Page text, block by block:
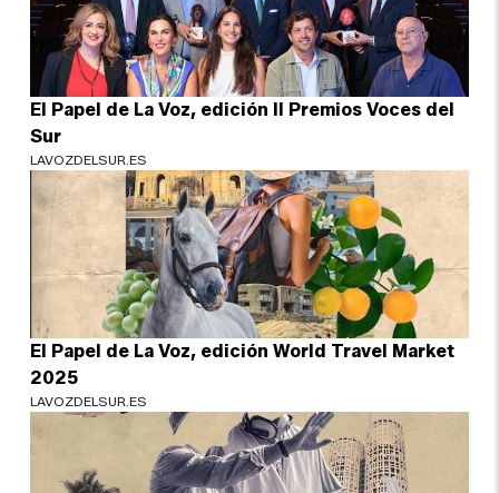
El Papel de La Voz, edición II Premios Voces del
Sur
LAVOZDELSUR.ES
El Papel de La Voz, edición World Travel Market
2025
LAVOZDELSUR.ES